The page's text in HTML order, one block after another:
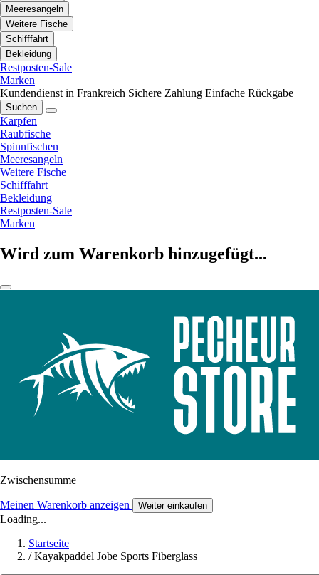
Meeresangeln
Weitere Fische
Schifffahrt
Bekleidung
Restposten-Sale
Marken
Kundendienst in Frankreich Sichere Zahlung Einfache Rückgabe
Suchen
Karpfen
Raubfische
Spinnfischen
Meeresangeln
Weitere Fische
Schifffahrt
Bekleidung
Restposten-Sale
Marken
Wird zum Warenkorb hinzugefügt...
Zwischensumme
Meinen Warenkorb anzeigen Weiter einkaufen
Loading...
Startseite
/ Kayakpaddel Jobe Sports Fiberglass